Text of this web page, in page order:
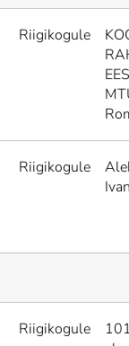
Riigikogule
Riigikogule
Riigikogule